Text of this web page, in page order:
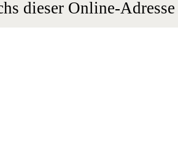
dieser Online-Adresse